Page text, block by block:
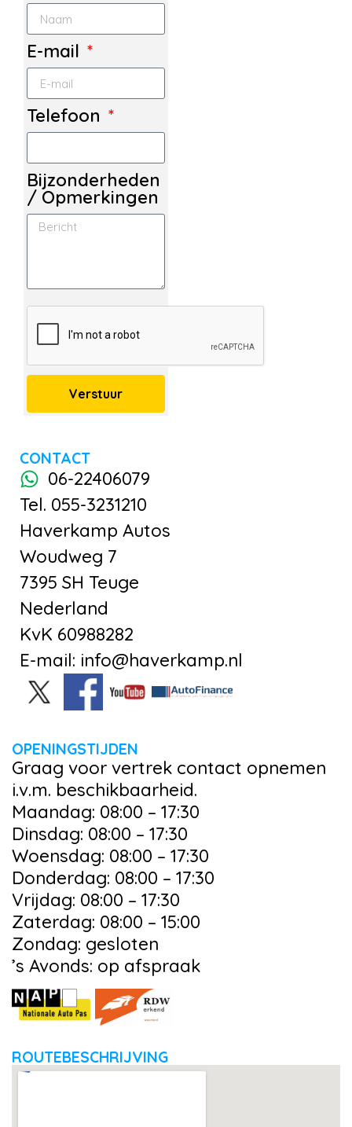
E-mail
Telefoon
Bijzonderheden
/ Opmerkingen
Verstuur
CONTACT
06-22406079
Tel. 055-3231210
Haverkamp Autos
Woudweg 7
7395 SH Teuge
Nederland
KvK 60988282
E-mail: info@haverkamp.nl
OPENINGSTIJDEN
Graag voor vertrek contact opnemen
i.v.m. beschikbaarheid.
Maandag: 08:00 – 17:30
Dinsdag: 08:00 – 17:30
Woensdag: 08:00 – 17:30
Donderdag: 08:00 – 17:30
Vrijdag: 08:00 – 17:30
Zaterdag: 08:00 – 15:00
Zondag: gesloten
’s Avonds: op afspraak
ROUTEBESCHRIJVING